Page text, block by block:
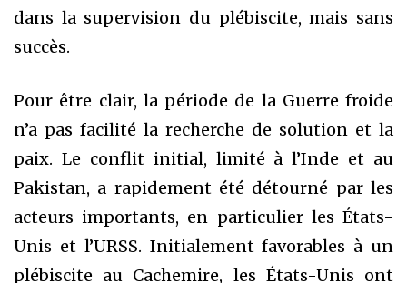
dans la supervision du plébiscite, mais sans
succès.
Pour être clair, la période de la Guerre froide
n’a pas facilité la recherche de solution et la
paix. Le conflit initial, limité à l’Inde et au
Pakistan, a rapidement été détourné par les
acteurs importants, en particulier les États-
Unis et l’URSS. Initialement favorables à un
plébiscite au Cachemire, les États-Unis ont